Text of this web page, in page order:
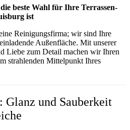
beste Wahl für Ihre Terrassen-
ist
Reinigungsfirma; wir sind Ihre
Außenfläche. Mit unserer
Liebe zum Detail machen wir Ihren
strahlenden Mittelpunkt Ihres
Glanz und Sauberkeit